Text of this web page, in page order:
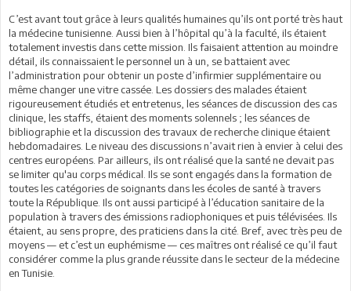
C’est avant tout grâce à leurs qualités humaines qu’ils ont porté très haut
la médecine tunisienne. Aussi bien à l’hôpital qu’à la faculté, ils étaient
totalement investis dans cette mission. Ils faisaient attention au moindre
détail, ils connaissaient le personnel un à un, se battaient avec
l’administration pour obtenir un poste d’infirmier supplémentaire ou
même changer une vitre cassée. Les dossiers des malades étaient
rigoureusement étudiés et entretenus, les séances de discussion des cas
clinique, les staffs, étaient des moments solennels ; les séances de
bibliographie et la discussion des travaux de recherche clinique étaient
hebdomadaires. Le niveau des discussions n’avait rien à envier à celui des
centres européens. Par ailleurs, ils ont réalisé que la santé ne devait pas
se limiter qu'au corps médical. Ils se sont engagés dans la formation de
toutes les catégories de soignants dans les écoles de santé à travers
toute la République. Ils ont aussi participé à l’éducation sanitaire de la
population à travers des émissions radiophoniques et puis télévisées. Ils
étaient, au sens propre, des praticiens dans la cité. Bref, avec très peu de
moyens — et c’est un euphémisme — ces maîtres ont réalisé ce qu’il faut
considérer comme la plus grande réussite dans le secteur de la médecine
en Tunisie.